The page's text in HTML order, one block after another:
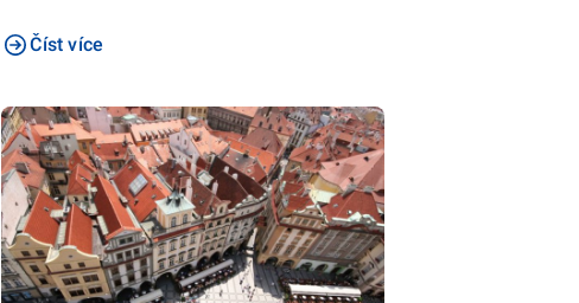
Číst více